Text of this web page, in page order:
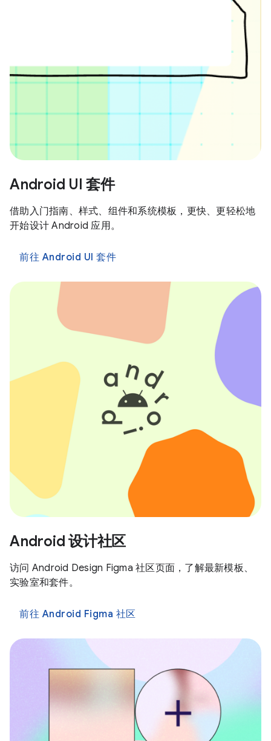
Android UI 套件
借助入门指南、样式、组件和系统模板，更快、更轻松地
开始设计 Android 应用。
前往 Android UI 套件
Android 设计社区
访问 Android Design Figma 社区页面，了解最新模板、
实验室和套件。
前往 Android Figma 社区